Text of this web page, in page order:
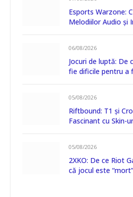
Esports Warzone:
Melodiilor Audio și
06/08/2026
Jocuri de luptă: De
fie dificile pentru a
05/08/2026
Riftbound: T1 și
Fascinant cu Skin-
05/08/2026
2XKO: De ce Riot
că jocul este